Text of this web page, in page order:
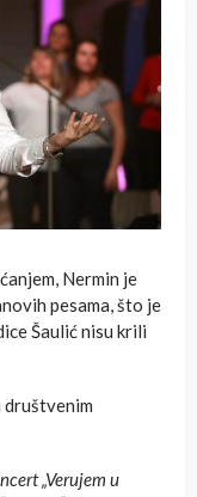
Nermin je
pesama, što je
Šaulić nisu krili
društvenim
„Verujem u